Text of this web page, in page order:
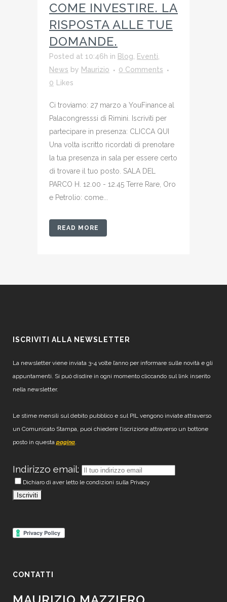
COME INVESTIRE. LA
RISPOSTA ALLE TUE
DOMANDE.
Posted at 10:46h in Blog, Eventi,
News by Maurizio
0 Comments
0 Likes
Ci troviamo: 27 marzo a YouFinance al
Palacongresssi di Rimini. Iscriviti per
partecipare in presenza: CLICCA QUI
Una volta iscritto ricordati di prenotare
la tua presenza in sala per essere certo
di trovare il tuo posto. SALA DEL
PARCO H. 12.00 - 12.45 Terre Rare, Oro
e Petrolio: come...
READ MORE
ISCRIVITI ALLA NEWSLETTER
La newsletter viene inviata 3-4 volte l’anno per informare sulle novità e gli
appuntamenti. Si può disdire in ogni momento cliccando sul link inserito
nella newsletter.
Le stime mensili sul debito pubblico e sul PIL vengono inviate attraverso
un Comunicato Stampa, puoi chiedere l’iscrizione attraverso un bottone
posto in questa pagina.
Indirizzo email:
Dichiaro di aver letto le condizioni sulla Privacy
CONTATTI